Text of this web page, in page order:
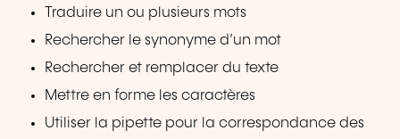
Traduire un ou plusieurs mots
Rechercher le synonyme d’un mot
Rechercher et remplacer du texte
Mettre en forme les caractères
Utiliser la pipette pour la correspondance des